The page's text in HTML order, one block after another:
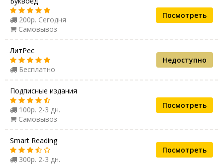
200р. Сегодня
Самовывоз
Посмотреть
ЛитРес
Бесплатно
Недоступно
Подписные издания
100р. 2-3 дн.
Самовывоз
Посмотреть
Smart Reading
300р. 2-3 дн.
Посмотреть